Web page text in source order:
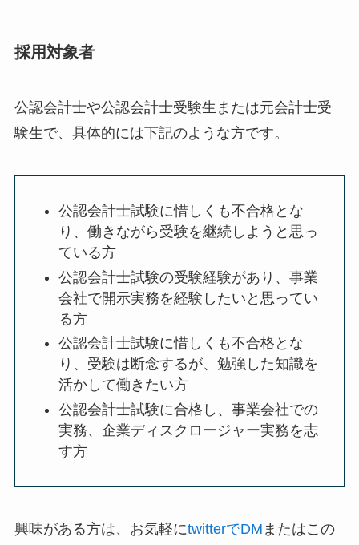
採用対象者
公認会計士や公認会計士受験生または元会計士受
験生で、具体的には下記のような方です。
公認会計士試験に惜しくも不合格とな
り、働きながら受験を継続しようと思っ
ている方
公認会計士試験の受験経験があり、事業
会社で開示実務を経験したいと思ってい
る方
公認会計士試験に惜しくも不合格とな
り、受験は断念するが、勉強した知識を
活かして働きたい方
公認会計士試験に合格し、事業会社での
実務、企業ディスクロージャー実務を志
す方
興味がある方は、お気軽にtwitterでDM またはこの